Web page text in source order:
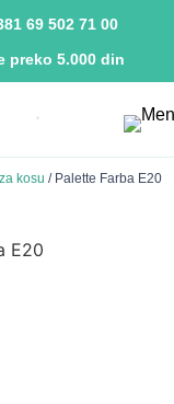
preko 5.000 din
69 502 71 00
kosu / Palette Farba E20